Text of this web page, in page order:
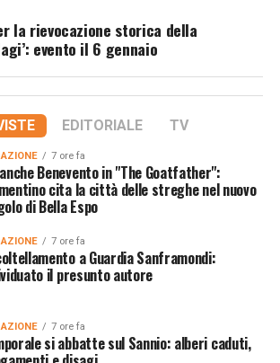
la rievocazione storica della
evento il 6 gennaio
EDITORIALE TV
7 ore fa
Benevento in "The Goatfather":
cita la città delle streghe nel nuovo
di Bella Espo
7 ore fa
a Guardia Sanframondi:
il presunto autore
7 ore fa
si abbatte sul Sannio: alberi caduti,